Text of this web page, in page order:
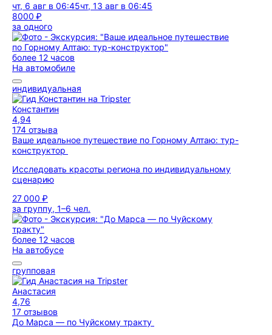
чт, 6 авг в 06:45чт, 13 авг в 06:45
8000 ₽
за одного
более 12 часов
На автомобиле
индивидуальная
Константин
4,94
174 отзыва
Ваше идеальное путешествие по Горному Алтаю: тур-
конструктор
Исследовать красоты региона по индивидуальному
сценарию
27 000 ₽
за группу, 1–6 чел.
более 12 часов
На автобусе
групповая
Анастасия
4,76
17 отзывов
До Марса — по Чуйскому тракту